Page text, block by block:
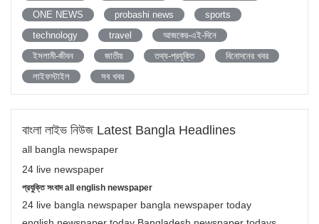
ONE NEWS
probashi news
sports
technology
travel
আজকের-এই-দিনে
ইসলামী-জীবন
জাতীয় তথ্য-প্রযুক্তি
বিনোদনের খবর
লাইফস্টাইল
সব খবর
বাংলা লাইভ নিউজ Latest Bangla Headlines
all bangla newspaper
24 live newspaper
প্রযুক্তি সংবাদ all english newspaper
24 live bangla newspaper bangla newspaper today